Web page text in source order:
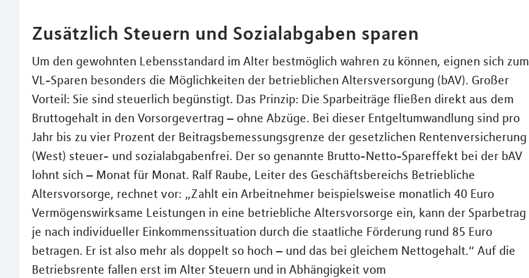
Zusätzlich Steuern und Sozialabgaben sparen
Um den gewohnten Lebensstandard im Alter bestmöglich wahren zu können, eignen sich zum
VL-Sparen besonders die Möglichkeiten der betrieblichen Altersversorgung (bAV). Großer
Vorteil: Sie sind steuerlich begünstigt. Das Prinzip: Die Sparbeiträge fließen direkt aus dem
Bruttogehalt in den Vorsorgevertrag – ohne Abzüge. Bei dieser Entgeltumwandlung sind pro
Jahr bis zu vier Prozent der Beitragsbemessungsgrenze der gesetzlichen Rentenversicherung
(West) steuer- und sozialabgabenfrei. Der so genannte Brutto-Netto-Spareffekt bei der bAV
lohnt sich – Monat für Monat. Ralf Raube, Leiter des Geschäftsbereichs Betriebliche
Altersvorsorge, rechnet vor: „Zahlt ein Arbeitnehmer beispielsweise monatlich 40 Euro
Vermögenswirksame Leistungen in eine betriebliche Altersvorsorge ein, kann der Sparbetrag
je nach individueller Einkommenssituation durch die staatliche Förderung rund 85 Euro
betragen. Er ist also mehr als doppelt so hoch – und das bei gleichem Nettogehalt.“ Auf die
Betriebsrente fallen erst im Alter Steuern und in Abhängigkeit vom